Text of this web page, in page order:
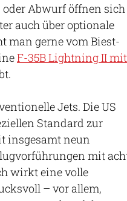
Abwurf öffnen sich
auch über optionale
man gerne vom Biest-
F-35B Lightning II mit
Jets. Die US
Standard zur
insgesamt neun
mit
wirkt eine volle
– vor allem,